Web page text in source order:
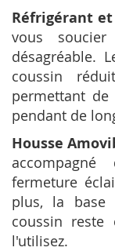
Réfrigérant
vous
désagréable.
coussin
permettant
pendant de
Housse
fermeture
plus, la base
coussin
l'utilisez.